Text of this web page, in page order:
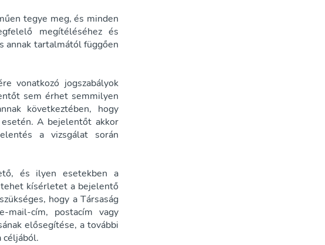
tegye meg, és minden
megítéléséhez és
annak tartalmától függően
vonatkozó jogszabályok
sem érhet semmilyen
következtében, hogy
A bejelentőt akkor
a vizsgálat során
és ilyen esetekben a
tehet kísérletet a bejelentő
hogy a Társaság
cím, postacím vagy
elősegítése, a további
céljából.